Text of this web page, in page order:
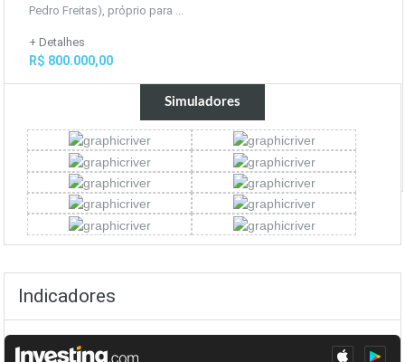
Pedro Freitas), próprio para ...
+ Detalhes
R$ 800.000,00
Simuladores
Indicadores